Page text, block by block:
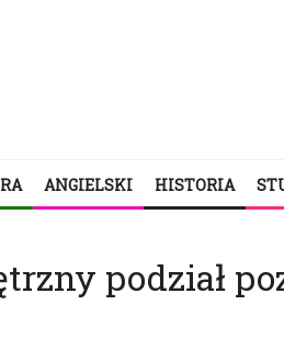
ANGIELSKI HISTORIA
podział